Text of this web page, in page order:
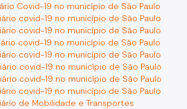
Covid-19 no município de São Paulo
covid-19 no município de São Paulo
covid-19 no município de São Paulo
covid-19 no município de São Paulo
covid-19 no município de São Paulo
covid-19 no município de São Paulo
covid-19 no município de São Paulo
covid-19 no município de São Paulo
de Mobilidade e Transportes